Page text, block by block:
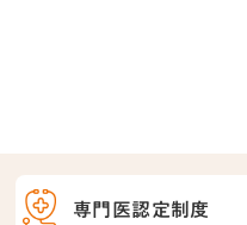
専門医認定制度